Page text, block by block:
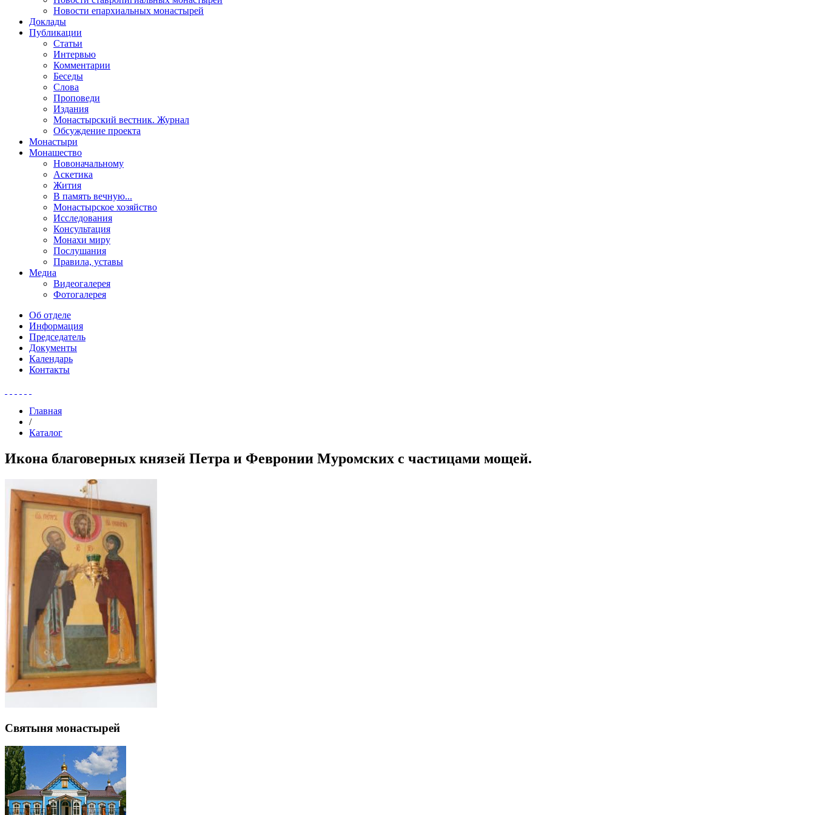
Новости епархиальных монастырей
Доклады
Публикации
Статьи
Интервью
Комментарии
Беседы
Слова
Проповеди
Издания
Монастырский вестник. Журнал
Обсуждение проекта
Монастыри
Монашество
Новоначальному
Аскетика
Жития
В память вечную...
Монастырское хозяйство
Исследования
Консультация
Монахи миру
Послушания
Правила, уставы
Медиа
Видеогалерея
Фотогалерея
Об отделе
Информация
Председатель
Документы
Календарь
Контакты
Главная
/
Каталог
Икона благоверных князей Петра и Февронии Муромских с частицами мощей.
Святыня монастырей